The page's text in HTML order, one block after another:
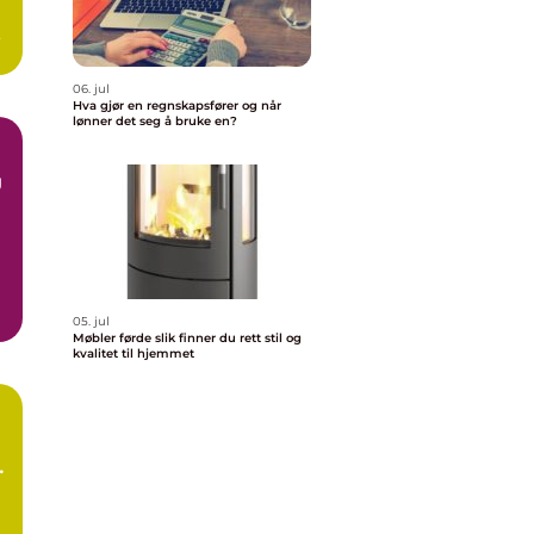
06. jul
Hva gjør en regnskapsfører og når
lønner det seg å bruke en?
05. jul
Møbler førde slik finner du rett stil og
kvalitet til hjemmet